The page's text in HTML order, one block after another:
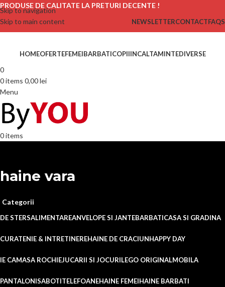
Skip to navigation
Skip to main content
PRODUSE DE CALITATE LA PRETURI DECENTE !
NEWSLETTERCONTACTFAQS
HOMEOFERTEFEMEIBARBATICOPIIINCALTAMINTEDIVERSE
0
0items 0,00lei
Menu
0items
haine vara
Categorii
DE STERSALIMENTAREANVELOPE SI JANTEBARBATICASA SI GRADINA
CURATENIE & INTRETINEREHAINE DE CRACIUNHAPPY DAY
IE CAMASA ROCHIEJUCARII SI JOCURILEGO ORIGINALMOBILA
PANTALONISABOTITELEFOANEHAINE FEMEIHAINE BARBATI